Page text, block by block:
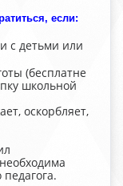
если:
с детьми или
(бесплатне
школьной
оскорбляет,